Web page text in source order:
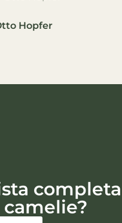
Hopfer
completa